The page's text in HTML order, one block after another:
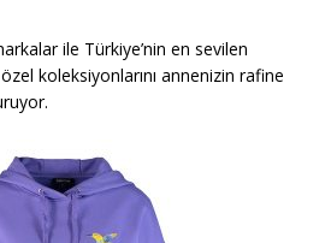
ile Türkiye’nin en sevilen
koleksiyonlarını annenizin rafine